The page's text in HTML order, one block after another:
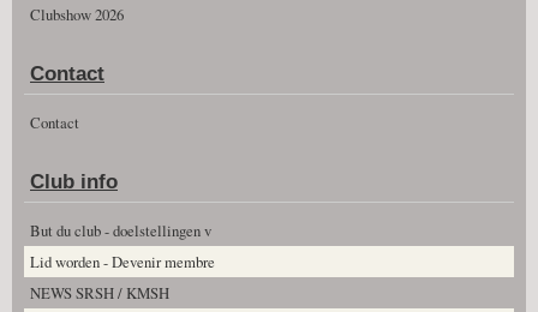
News
Clubshow 2026
Clubshow 2026
Contact
Contact
Club info
But du club - doelstellingen v
Lid worden - Devenir membre
NEWS SRSH / KMSH